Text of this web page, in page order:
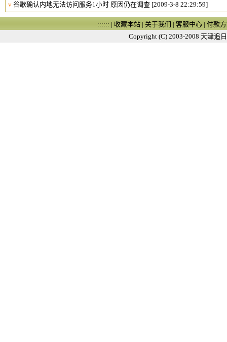
v 谷歌确认内地无法访问服务1小时 原因仍在调查 [2009-3-8 22:29:59]
:::::: | 收藏本站 | 关于我们 | 客服中心 | 付款
Copyright (C) 2003-2008 天津追